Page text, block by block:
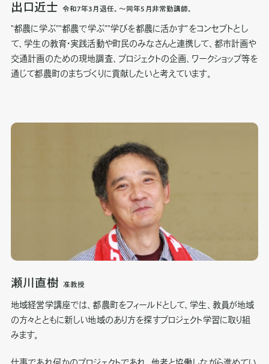
出口近士 令和7年3月退任。～同年5月非常勤講師。
“都農に学ぶ”“都農で学ぶ”“学びを都農に活かす”をコンセプトとし
て、学生の教育・実践活動や町民のみなさんと連携して、都市計画や
交通計画のための現地調査、プロジェクトの企画、ワークショップ等を
通じて都農町のまちづくりに貢献したいと考えています。
瀬川直樹 准教授
地域経営学講座では、都農町をフィールドとして、学生、教員が地域
の方々とともに新しい地域のあり方を探すプロジェクト学習に取り組
みます。